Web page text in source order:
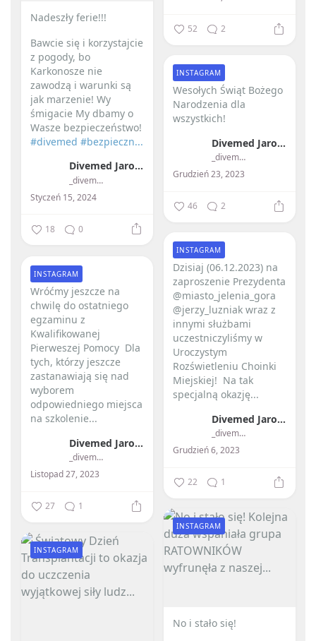
Nadeszły ferie!!! ️
Bawcie się i korzystajcie
z pogody, bo
Karkonosze nie
zawodzą i warunki są
jak marzenie!Wy
śmigacie My dbamy o
Wasze bezpieczeństwo!
#divemed #bezpieczn...
Divemed Jarosław Przybylski
_divemed_
Styczeń 15, 2024
18 0
52 2
Wesołych Świąt Bożego
Narodzenia dla
wszystkich! ️
Divemed Jarosław Przybylski
_divemed_
Grudzień 23, 2023
INSTAGRAM
46 2
Dzisiaj (06.12.2023) na
zaproszenie Prezydenta
@miasto_jelenia_gora
@jerzy_luzniak wraz z
innymi służbami
uczestniczyliśmy w
Uroczystym
Rozświetleniu Choinki
Miejskiej! ️ Na tak
specjalną okazję...
Divemed Jarosław Przybylski
_divemed_
Grudzień 6, 2023
INSTAGRAM
22 1
Wróćmy jeszcze na
chwilę do ostatniego
egzaminu z
Kwalifikowanej
Pierweszej Pomocy ️ Dla
tych, którzy jeszcze
zastanawiają się nad
wyborem
odpowiedniego miejsca
na szkolenie...
Divemed Jarosław Przybylski
_divemed_
Listopad 27, 2023
INSTAGRAM
27 1
No i stało się! ️
INSTAGRAM
INSTAGRAM